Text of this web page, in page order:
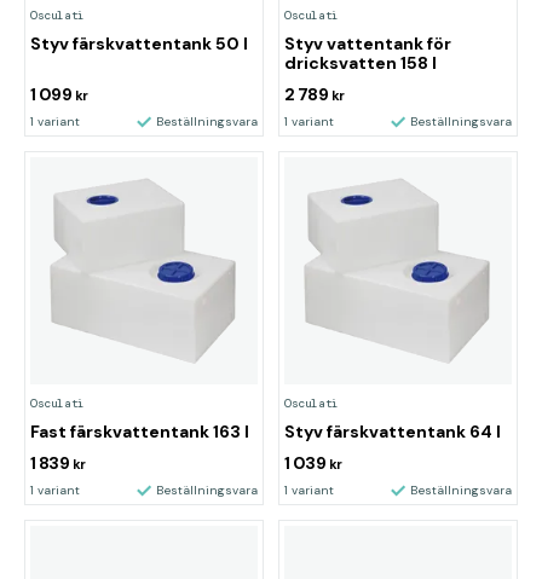
Osculati
Styv färskvattentank 50 l
1 099 kr
1 variant Beställningsvara
Osculati
Styv vattentank för
dricksvatten 158 l
2 789 kr
1 variant Beställningsvara
Osculati
Fast färskvattentank 163 l
1 839 kr
1 variant Beställningsvara
Osculati
Styv färskvattentank 64 l
1 039 kr
1 variant Beställningsvara